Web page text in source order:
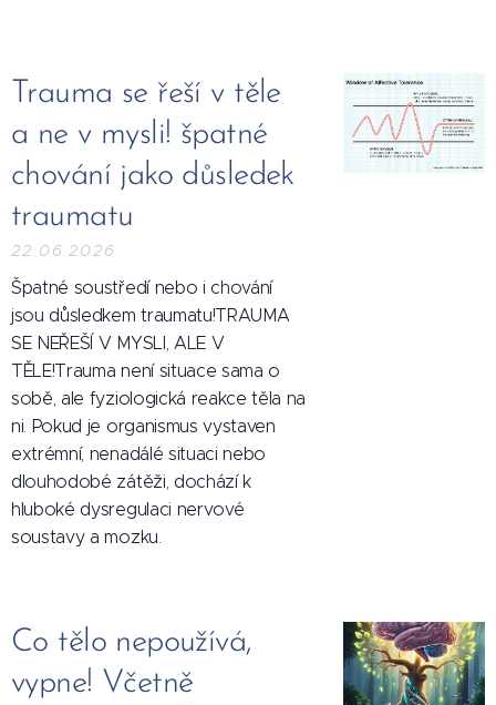
Trauma se řeší v těle
a ne v mysli! špatné
chování jako důsledek
traumatu
22.06.2026
Špatné soustředí nebo i chování
jsou důsledkem traumatu!TRAUMA
SE NEŘEŠÍ V MYSLI, ALE V
TĚLE!Trauma není situace sama o
sobě, ale fyziologická reakce těla na
ni. Pokud je organismus vystaven
extrémní, nenadálé situaci nebo
dlouhodobé zátěži, dochází k
hluboké dysregulaci nervové
soustavy a mozku.
Co tělo nepoužívá,
vypne! Včetně